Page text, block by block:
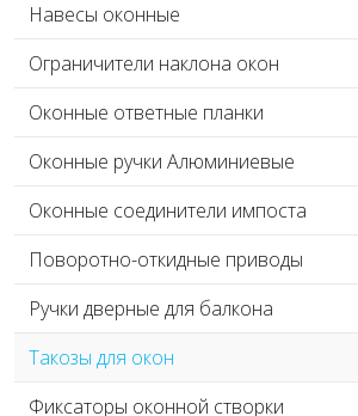
Навесы оконные
Ограничители наклона окон
Оконные ответные планки
Оконные ручки Алюминиевые
Оконные соединители импоста
Поворотно-откидные приводы
Ручки дверные для балкона
Такозы для окон
Фиксаторы оконной створки